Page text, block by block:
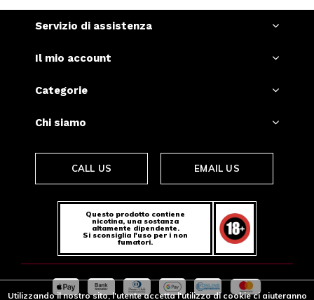
Servizio di assistenza
Il mio account
Categorie
Chi siamo
CALL US EMAIL US
Questo prodotto contiene
nicotina, una sostanza
altamente dipendente.
Si sconsiglia l'uso per i non
fumatori.
Utilizzando il nostro sito, l'utente accetta l'utilizzo di cookie ci aiuteranno